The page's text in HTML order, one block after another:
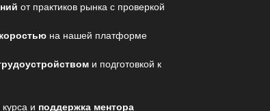
от практиков рынка с проверкой
на нашей платформе
и подготовкой к
и поддержка ментора